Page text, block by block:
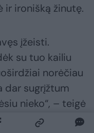
ir ironišką žinutę.
įžeisti.
su tuo kailiu
norėčiau
dar sugrįžtum
nieko“, – teigė